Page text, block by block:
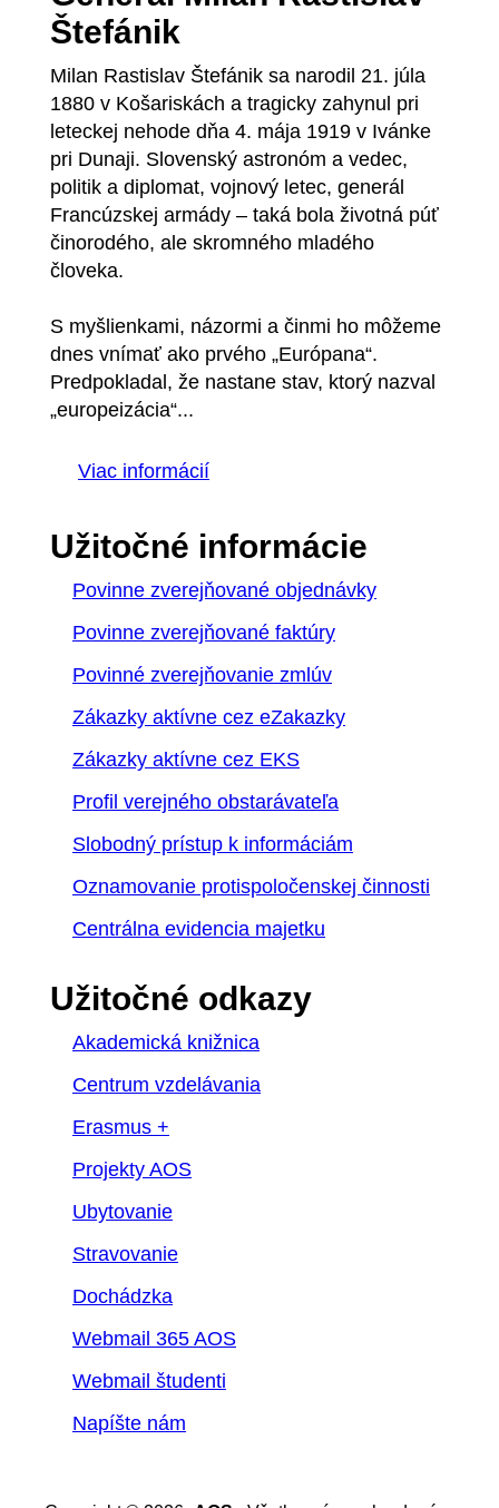
Štefánik
Milan Rastislav Štefánik sa narodil 21. júla
1880 v Košariskách a tragicky zahynul pri
leteckej nehode dňa 4. mája 1919 v Ivánke
pri Dunaji. Slovenský astronóm a vedec,
politik a diplomat, vojnový letec, generál
Francúzskej armády – taká bola životná púť
činorodého, ale skromného mladého
človeka.
S myšlienkami, názormi a činmi ho môžeme
dnes vnímať ako prvého „Európana“.
Predpokladal, že nastane stav, ktorý nazval
„europeizácia“...
Viac informácií
Užitočné informácie
Povinne zverejňované objednávky
Povinne zverejňované faktúry
Povinné zverejňovanie zmlúv
Zákazky aktívne cez eZakazky
Zákazky aktívne cez EKS
Profil verejného obstarávateľa
Slobodný prístup k informáciám
Oznamovanie protispoločenskej činnosti
Centrálna evidencia majetku
Užitočné odkazy
Akademická knižnica
Centrum vzdelávania
Erasmus +
Projekty AOS
Ubytovanie
Stravovanie
Dochádzka
Webmail 365 AOS
Webmail študenti
Napíšte nám